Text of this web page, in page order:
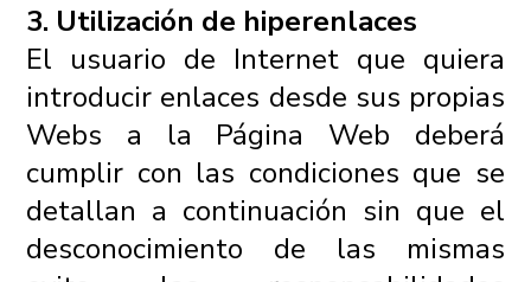
3. Utilización de hiperenlaces
El usuario de Internet que quiera
introducir enlaces desde sus propias
Webs a la Página Web deberá
cumplir con las condiciones que se
detallan a continuación sin que el
desconocimiento de las mismas